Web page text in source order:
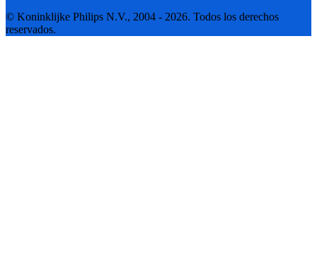
© Koninklijke Philips N.V., 2004 - 2026. Todos los derechos
reservados.